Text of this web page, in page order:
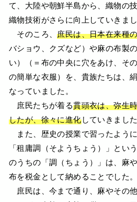
て、大陸や朝鮮半島から、織物の
織物技術がさらに向上していきまし
そのころ、庶民は、日本在来種
バショウ、クズなど）や麻の布製
い）（＝布の中央に穴をあけ、そ
の簡単な衣服）を、貴族たちは、
なっていました。
庶民たちが着る貫頭衣は、弥生
したが、徐々に進化していきました
また、歴史の授業で習ったように
「租庸調（そようちょう）」とい
のうちの「調（ちょう）」は、麻
布を税金として納めることでした。
庶民は、今まで通り、麻やその